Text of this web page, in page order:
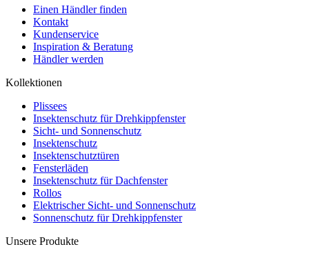
Einen Händler finden
Kontakt
Kundenservice
Inspiration & Beratung
Händler werden
Kollektionen
Plissees
Insektenschutz für Drehkippfenster
Sicht- und Sonnenschutz
Insektenschutz
Insektenschutztüren
Fensterläden
Insektenschutz für Dachfenster
Rollos
Elektrischer Sicht- und Sonnenschutz
Sonnenschutz für Drehkippfenster
Unsere Produkte